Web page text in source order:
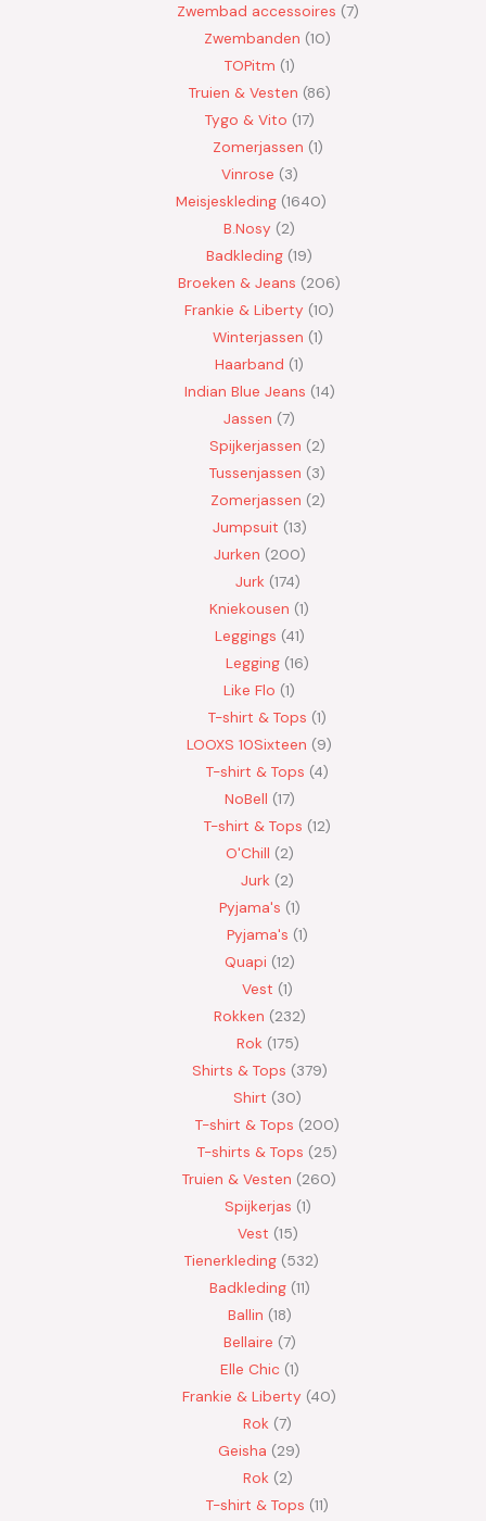
Zwembad accessoires 7
Zwembanden 10
TOPitm 1
Truien & Vesten 86
Tygo & Vito 17
Zomerjassen 1
Vinrose 3
Meisjeskleding 1640
B.Nosy
2
Badkleding 19
Broeken & Jeans
206
Frankie & Liberty 10
Winterjassen 1
Haarband 1
Indian Blue Jeans 14
Jassen 7
Spijkerjassen
2
Tussenjassen
3
Zomerjassen 2
Jumpsuit 13
Jurken 200
Jurk 174
Kniekousen 1
Leggings 41
Legging 16
Like Flo 1
T-shirt & Tops 1
LOOXS 10Sixteen
9
T-shirt & Tops 4
NoBell 17
T-shirt & Tops 12
O'Chill 2
Jurk 2
Pyjama's 1
Pyjama's 1
Quapi 12
Vest 1
Rokken 232
Rok 175
Shirts & Tops 379
Shirt
30
T-shirt & Tops
200
T-shirts & Tops
25
Truien & Vesten
260
Spijkerjas 1
Vest 15
Tienerkleding 532
Badkleding 11
Ballin 18
Bellaire 7
Elle Chic 1
Frankie & Liberty 40
Rok 7
Geisha
29
Rok 2
T-shirt & Tops 11